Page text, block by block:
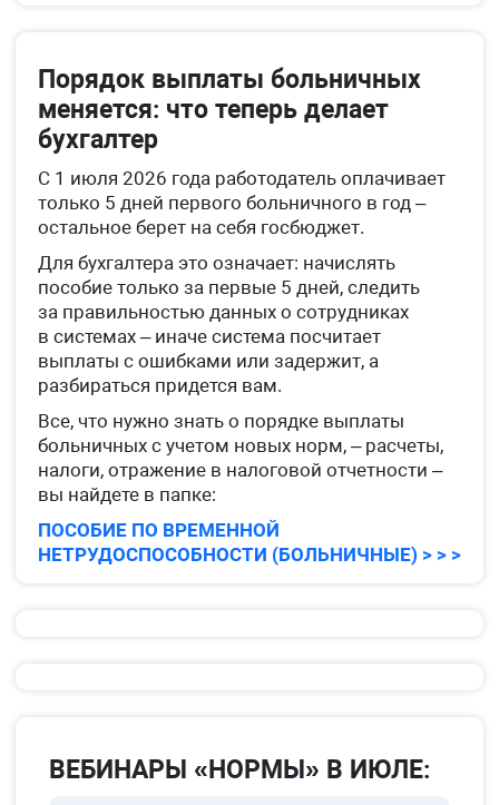
Порядок выплаты больничных
меняется: что теперь делает
бухгалтер
С 1 июля 2026 года работодатель оплачивает
только 5 дней первого больничного в год –
остальное берет на себя госбюджет.
Для бухгалтера это означает: начислять
пособие только за первые 5 дней, следить
за правильностью данных о сотрудниках
в системах – иначе система посчитает
выплаты с ошибками или задержит, а
разбираться придется вам.
Все, что нужно знать о порядке выплаты
больничных с учетом новых норм, – расчеты,
налоги, отражение в налоговой отчетности –
вы найдете в папке:
ПОСОБИЕ ПО ВРЕМЕННОЙ
НЕТРУДОСПОСОБНОСТИ (БОЛЬНИЧНЫЕ) > > >
ВЕБИНАРЫ «НОРМЫ» В ИЮЛЕ: